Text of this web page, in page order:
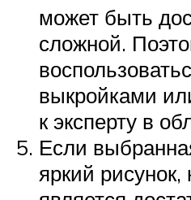
может быть
сложной.
выкройками
к эксперту в
Если
яркий рисунок,